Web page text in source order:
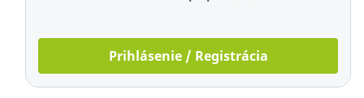
Prihlásenie / Registrácia